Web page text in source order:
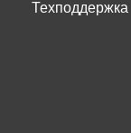
Техподдержка